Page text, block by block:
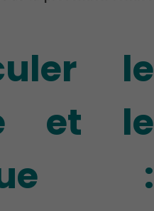
le
et le
: